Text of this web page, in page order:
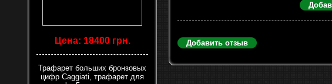
Цена: 18400 грн.
Трафарет больших бронзовых
цифр Caggiati, трафарет для
Добавить отзыв